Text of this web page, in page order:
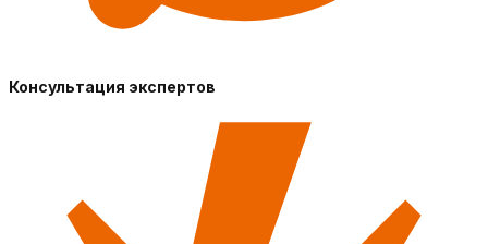
Консультация экспертов